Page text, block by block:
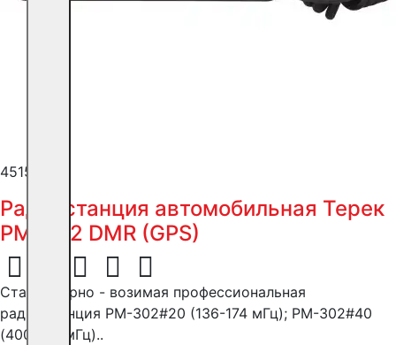
45154 ₽
Радиостанция автомобильная Терек
РМ-302 DMR (GPS)
Стационарно - возимая профессиональная
радиостанция РM-302#20 (136-174 мГц); РМ-302#40
(400-480мГц)..